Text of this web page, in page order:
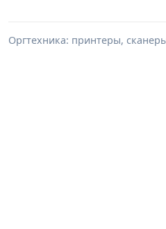
Оргтехника: принтеры,